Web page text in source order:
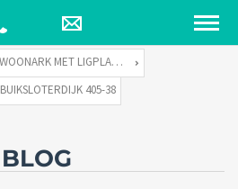
WOONARK MET LIGPLAATS
BUIKSLOTERDIJK 405-38
BLOG